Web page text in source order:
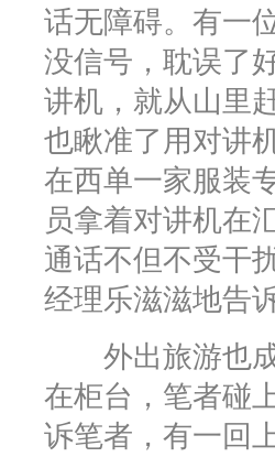
话无障碍。有一
没信号，耽误了
讲机，就从山里
也瞅准了用对讲
在西单一家服装
员拿着对讲机在
通话不但不受干
经理乐滋滋地告
外出旅游也成
在柜台，笔者碰
诉笔者，有一回